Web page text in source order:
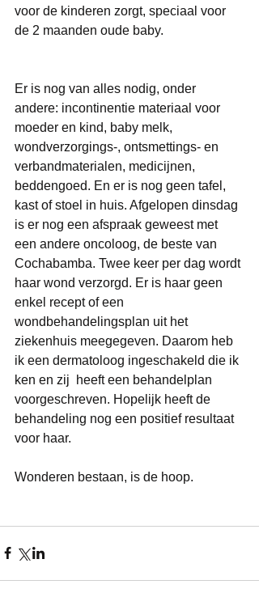
voor de kinderen zorgt, speciaal voor
de 2 maanden oude baby.
Er is nog van alles nodig, onder
andere: incontinentie materiaal voor
moeder en kind, baby melk,
wondverzorgings-, ontsmettings- en
verbandmaterialen, medicijnen,
beddengoed. En er is nog geen tafel,
kast of stoel in huis. Afgelopen dinsdag
is er nog een afspraak geweest met
een andere oncoloog, de beste van
Cochabamba. Twee keer per dag wordt
haar wond verzorgd. Er is haar geen
enkel recept of een
wondbehandelingsplan uit het
ziekenhuis meegegeven. Daarom heb
ik een dermatoloog ingeschakeld die ik
ken en zij  heeft een behandelplan
voorgeschreven. Hopelijk heeft de
behandeling nog een positief resultaat
voor haar.
Wonderen bestaan, is de hoop.